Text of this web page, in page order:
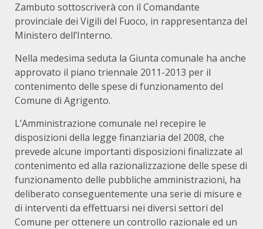
Zambuto sottoscriverà con il Comandante
provinciale dei Vigili del Fuoco, in rappresentanza del
Ministero dell’Interno.
Nella medesima seduta la Giunta comunale ha anche
approvato il piano triennale 2011-2013 per il
contenimento delle spese di funzionamento del
Comune di Agrigento.
L’Amministrazione comunale nel recepire le
disposizioni della legge finanziaria del 2008, che
prevede alcune importanti disposizioni finalizzate al
contenimento ed alla razionalizzazione delle spese di
funzionamento delle pubbliche amministrazioni, ha
deliberato conseguentemente una serie di misure e
di interventi da effettuarsi nei diversi settori del
Comune per ottenere un controllo razionale ed un